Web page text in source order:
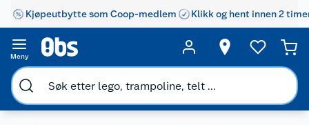
Kjøpeutbytte som Coop-medlem Klikk og hent innen 2
Meny